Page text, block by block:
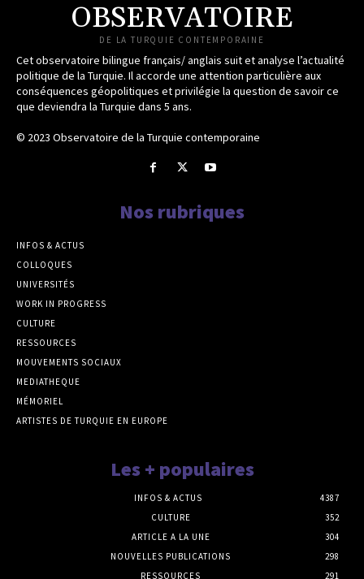
OBSERVATOIRE
DE LA TURQUIE CONTEMPORAINE
Cet observatoire bilingue français/ anglais suit et analyse l’actualité
politique de la Turquie. Il accorde une attention particulière aux
conséquences géopolitiques et privilégie la question de savoir ce
que deviendra la Turquie dans 5 ans.
© 2023 Observatoire de la Turquie contemporaine
Nos rubriques
INFOS & ACTUS
COLLOQUES
UNIVERSITÉS
WORK IN PROGRESS
CULTURE
RESSOURCES
MOUVEMENTS SOCIAUX
MEDIATHEQUE
MÉMORIEL
ARTISTES DE TURQUIE EN EUROPE
Les + populaires
INFOS & ACTUS
4387
CULTURE
352
ARTICLE A LA UNE
304
NOUVELLES PUBLICATIONS
298
RESSOURCES
291